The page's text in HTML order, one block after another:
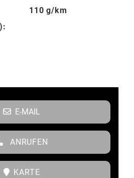
110 g/km
E-MAIL
ANRUFEN
KARTE